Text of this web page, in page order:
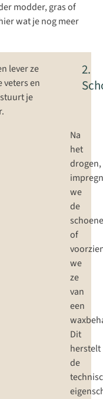
modder, gras of
wat je nog meer
lever ze
veters en
je
2.
Na
het
drogen,
we
de
of
we
ze
van
een
Dit
herstelt
de